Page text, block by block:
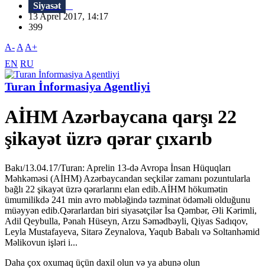
Siyasət
13 Aprel 2017, 14:17
399
A- A A+
EN RU
Turan İnformasiya Agentliyi
AİHM Azərbaycana qarşı 22
şikayət üzrə qərar çıxarıb
Bakı/13.04.17/Turan: Aprelin 13-də Avropa İnsan Hüquqları
Məhkəməsi (AİHM) Azərbaycandan seçkilər zamanı pozuntularla
bağlı 22 şikayət üzrə qərarlarını elan edib.AİHM hökumətin
ümumilikdə 241 min avro məbləğində təzminat ödəməli olduğunu
müəyyən edib.Qərarlardan biri siyasətçilər İsa Qəmbər, Əli Kərimli,
Adil Qeybulla, Pənah Hüseyn, Arzu Səmədbəyli, Qiyas Sadıqov,
Leyla Mustafayeva, Sitarə Zeynalova, Yaqub Babalı və Soltanhəmid
Məlikovun işləri i...
Daha çox oxumaq üçün daxil olun və ya abunə olun